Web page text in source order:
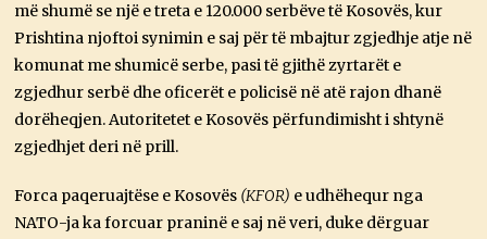
më shumë se një e treta e 120.000 serbëve të Kosovës, kur
Prishtina njoftoi synimin e saj për të mbajtur zgjedhje atje në
komunat me shumicë serbe, pasi të gjithë zyrtarët e
zgjedhur serbë dhe oficerët e policisë në atë rajon dhanë
dorëheqjen. Autoritetet e Kosovës përfundimisht i shtynë
zgjedhjet deri në prill.
Forca paqeruajtëse e Kosovës (KFOR) e udhëhequr nga
NATO-ja ka forcuar praninë e saj në veri, duke dërguar